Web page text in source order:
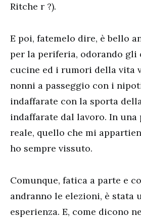
Ritche r ?).
E poi, fatemelo dire, è bello
per la periferia, odorando gli
cucine ed i rumori della vita
nonni a passeggio con i
indaffarate con la sporta
indaffarate dal lavoro. In una
reale, quello che mi
ho sempre vissuto.
Comunque, fatica a parte e
andranno le elezioni, è stata
esperienza. E, come dicono